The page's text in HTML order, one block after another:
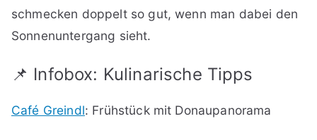
schmecken doppelt so gut, wenn man dabei den
Sonnenuntergang sieht.
📌 Infobox: Kulinarische Tipps
Café Greindl: Frühstück mit Donaupanorama